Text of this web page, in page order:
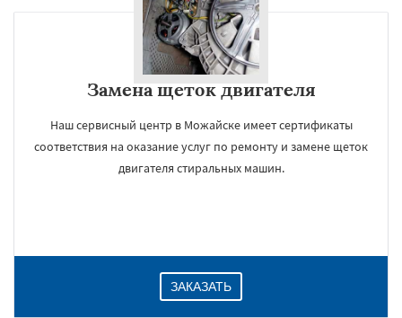
Замена щеток двигателя
Наш сервисный центр в Можайске имеет сертификаты
соответствия на оказание услуг по ремонту и замене щеток
двигателя стиральных машин.
ЗАКАЗАТЬ